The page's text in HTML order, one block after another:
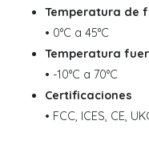
Temperatura de
• 0°C a 45°C
Temperatura
• -10°C a 70°C
Certificaciones
• FCC, ICES, CE,